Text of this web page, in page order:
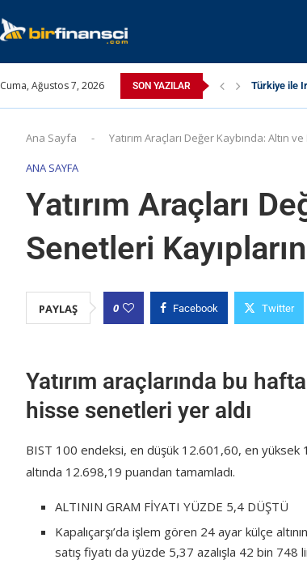
Cuma, Ağustos 7, 2026 SON YAZILAR Türkiye ile
Ana Sayfa - Yatırım Araçları Değer Kaybında: Altın
ANA SAYFA
Yatırım Araçları
Senetleri
PAYLAŞ 0 Facebook Twitter
Yatırım araçlarında bu
hisse senetleri yer aldı
BIST 100 endeksi, en düşük 12.601,60, en yüksek
altında 12.698,19 puandan tamamladı.
ALTININ GRAM FİYATI YÜZDE 5,4 DÜŞTÜ
Kapalıçarşı’da işlem gören 24 ayar külçe
satış fiyatı da yüzde 5,37 azalışla 42 bin 748